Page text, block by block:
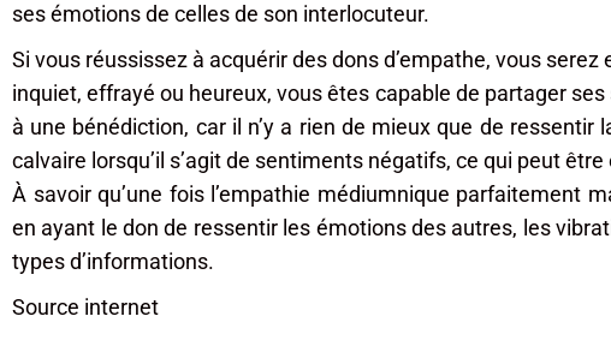
ses émotions de celles de son interlocuteur.
Si vous réussissez à acquérir des dons d’empathe, vous
inquiet, effrayé ou heureux, vous êtes capable de partager
à une bénédiction, car il n’y a rien de mieux que de
calvaire lorsqu’il s’agit de sentiments négatifs, ce qui peut
À savoir qu’une fois l’empathie médiumnique parfaitement
en ayant le don de ressentir les émotions des autres, les
types d’informations.
Source internet